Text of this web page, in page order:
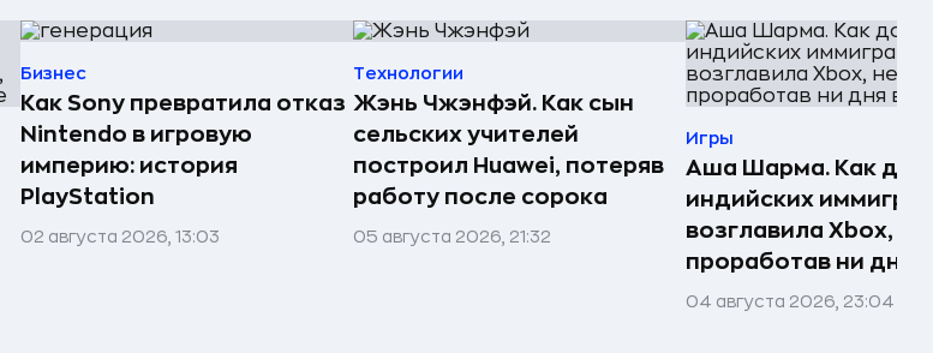
Бизнес
Как Sony превратила отказ
Nintendo в игровую
империю: история
PlayStation
02 августа 2026, 13:03
Технологии
Жэнь Чжэнфэй. Как сын
сельских учителей
построил Huawei, потеряв
работу после сорока
05 августа 2026, 21:32
Игры
Аша Шарма. Как
индийских
возглавила Xbox, не
проработав ни дня
04 августа 2026, 23:04